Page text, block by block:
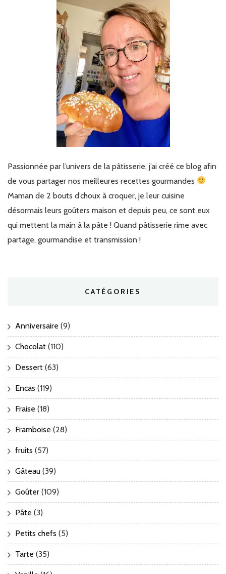
Passionnée par l’univers de la pâtisserie, j’ai créé ce blog afin
de vous partager nos meilleures recettes gourmandes
Maman de 2 bouts d’choux à croquer, je leur cuisine
désormais leurs goûters maison et depuis peu, ce sont eux
qui mettent la main à la pâte ! Quand pâtisserie rime avec
partage, gourmandise et transmission !
CATÉGORIES
Anniversaire (9)
Chocolat (110)
Dessert (63)
Encas (119)
Fraise (18)
Framboise (28)
fruits (57)
Gâteau (39)
Goûter (109)
Pâte (3)
Petits chefs (5)
Tarte (35)